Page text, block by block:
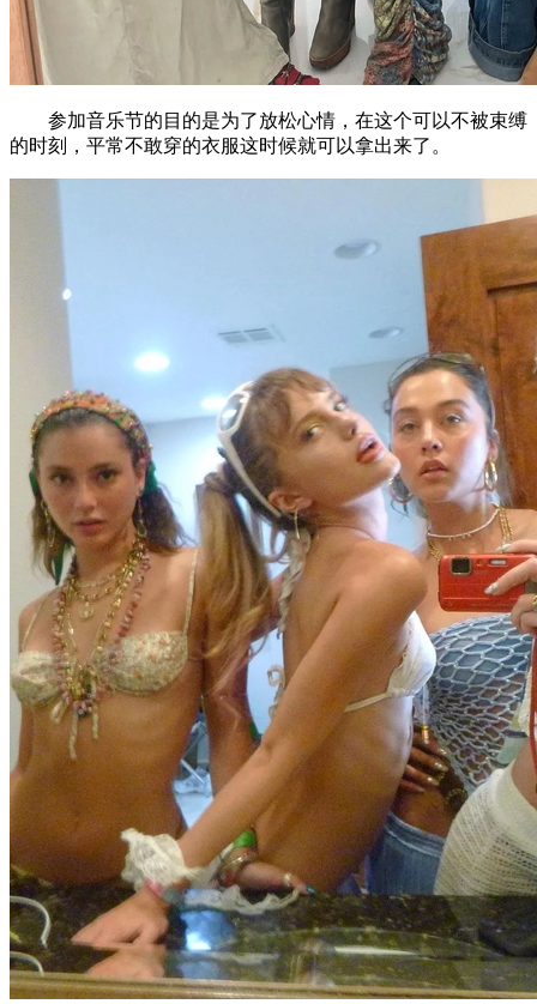
参加音乐节的目的是为了放松心情，在这个可以不被束缚
的时刻，平常不敢穿的衣服这时候就可以拿出来了。